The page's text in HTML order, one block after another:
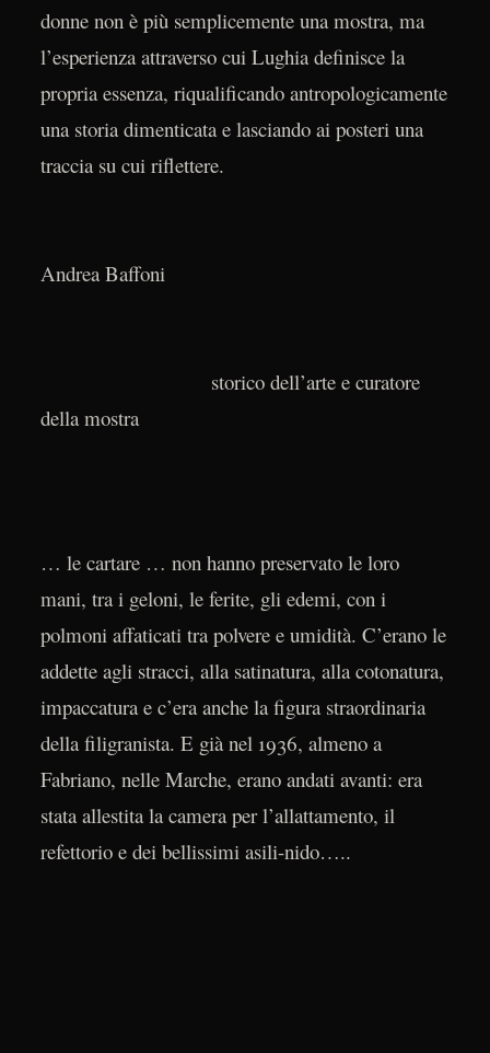
donne non è più semplicemente una mostra, ma
l’esperienza attraverso cui Lughia definisce la
propria essenza, riqualificando antropologicamente
una storia dimenticata e lasciando ai posteri una
traccia su cui riflettere.
Andrea Baffoni
storico dell’arte e curatore
della mostra
… le cartare … non hanno preservato le loro
mani, tra i geloni, le ferite, gli edemi, con i
polmoni affaticati tra polvere e umidità. C’erano le
addette agli stracci, alla satinatura, alla cotonatura,
impaccatura e c’era anche la figura straordinaria
della filigranista. E già nel 1936, almeno a
Fabriano, nelle Marche, erano andati avanti: era
stata allestita la camera per l’allattamento, il
refettorio e dei bellissimi asili-nido…..